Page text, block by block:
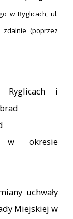
w Ryglicach, ul.
(poprzez
i
w okresie
uchwały
Miejskiej w